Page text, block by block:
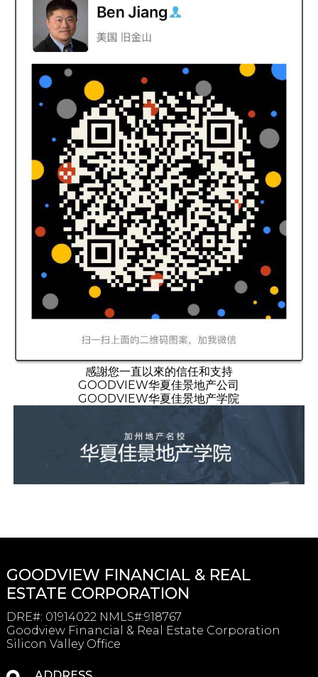
感謝您一直以來的信任和支持
GOODVIEW华夏佳景地产公司
GOODVIEW华夏佳景地产学院
GOODVIEW FINANCIAL & REAL
ESTATE CORPORATION
DRE#: 01914022 NMLS#:918767
Goodview Financial & Real Estate Corporation
Silicon Valley Office